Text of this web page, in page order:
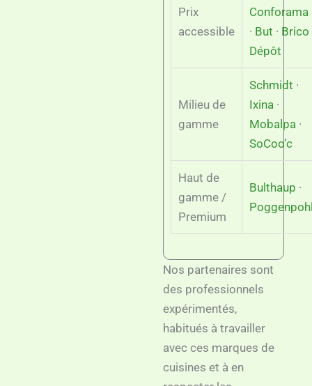
Prix
accessible
Conforama
· But · Brico
Dépôt
Milieu de
gamme
Schmidt ·
Ixina ·
Mobalpa ·
SoCoo’c
Haut de
gamme /
Premium
Bulthaup ·
Nos partenaires sont
des professionnels
expérimentés,
habitués à travailler
avec ces marques de
cuisines et à en